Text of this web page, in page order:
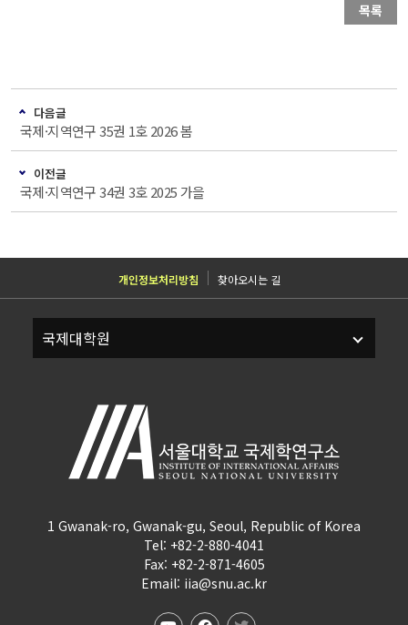
목록
다음글
국제·지역연구 35권 1호 2026 봄
이전글
국제·지역연구 34권 3호 2025 가을
개인정보처리방침 찾아오시는 길
1 Gwanak-ro, Gwanak-gu, Seoul, Republic of Korea
Tel: +82-2-880-4041
Fax: +82-2-871-4605
Email: iia@snu.ac.kr